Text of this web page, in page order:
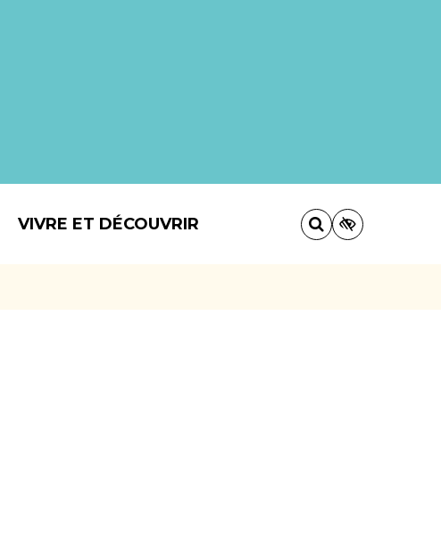
VIVRE ET DÉCOUVRIR